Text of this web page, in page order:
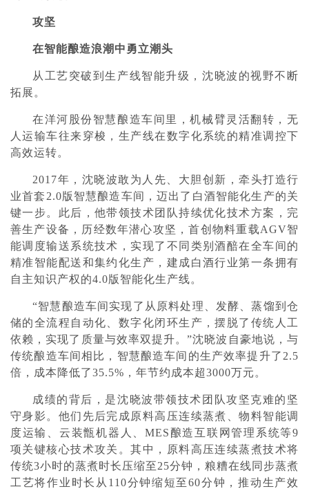
攻坚
在智能酿造浪潮中勇立潮头
从工艺突破到生产线智能升级，沈晓波的视野不断
拓展。
在洋河股份智慧酿造车间里，机械臂灵活翻转，无
人运输车往来穿梭，生产线在数字化系统的精准调控下
高效运转。
2017年，沈晓波敢为人先、大胆创新，牵头打造行
业首套2.0版智慧酿造车间，迈出了白酒智能化生产的关
键一步。此后，他带领技术团队持续优化技术方案，完
善生产设备，历经数年潜心攻坚，首创物料重载AGV智
能调度输送系统技术，实现了不同类别酒醅在全车间的
精准智能配送和集约化生产，建成白酒行业第一条拥有
自主知识产权的4.0版智能化生产线。
“智慧酿造车间实现了从原料处理、发酵、蒸馏到仓
储的全流程自动化、数字化闭环生产，摆脱了传统人工
依赖，实现了质量与效率双提升。”沈晓波自豪地说，与
传统酿造车间相比，智慧酿造车间的生产效率提升了2.5
倍，成本降低了35.5%，年节约成本超3000万元。
成绩的背后，是沈晓波带领技术团队攻坚克难的坚
守身影。他们先后完成原料高压连续蒸煮、物料智能调
度运输、云装甑机器人、MES酿造互联网管理系统等9
项关键核心技术攻关。其中，原料高压连续蒸煮技术将
传统3小时的蒸煮时长压缩至25分钟，粮糟在线同步蒸煮
工艺将作业时长从110分钟缩短至60分钟，推动生产效